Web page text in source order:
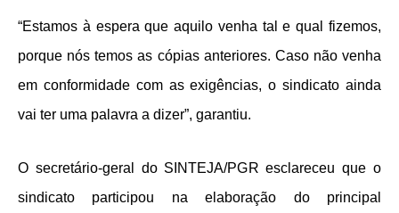
“Estamos à espera que aquilo venha tal e qual fizemos,
porque nós temos as cópias anteriores. Caso não venha
em conformidade com as exigências, o sindicato ainda
vai ter uma palavra a dizer”, garantiu.
O secretário-geral do SINTEJA/PGR esclareceu que o
sindicato participou na elaboração do principal